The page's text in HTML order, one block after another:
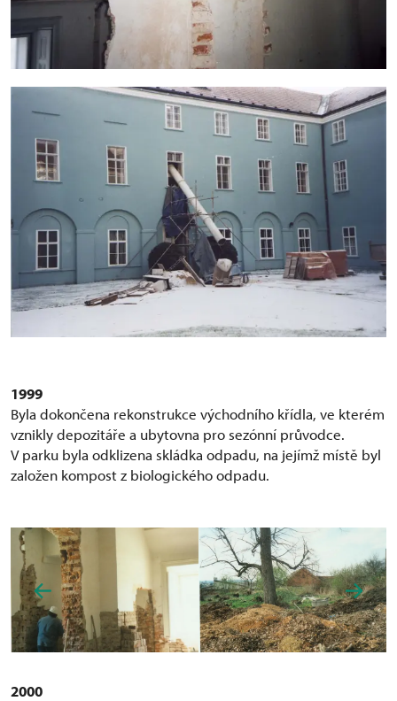
1999
Byla dokončena rekonstrukce východního křídla, ve kterém
vznikly depozitáře a ubytovna pro sezónní průvodce.
V parku byla odklizena skládka odpadu, na jejímž místě byl
založen kompost z biologického odpadu.
2000